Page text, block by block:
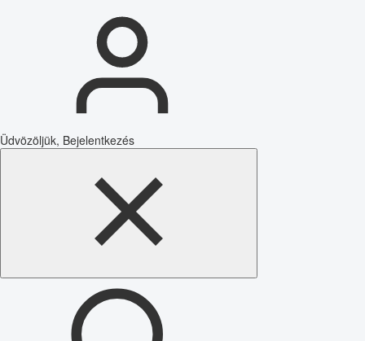
Üdvözöljük, Bejelentkezés